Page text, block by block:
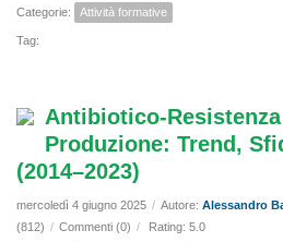
Categorie: Attività formative
Tag:
Antibiotico-
Produzione: Trend,
(2014–2023)
mercoledì 4 giugno 2025 / Autore: Alessandro
(812) / Commenti (0) / Rating: 5.0